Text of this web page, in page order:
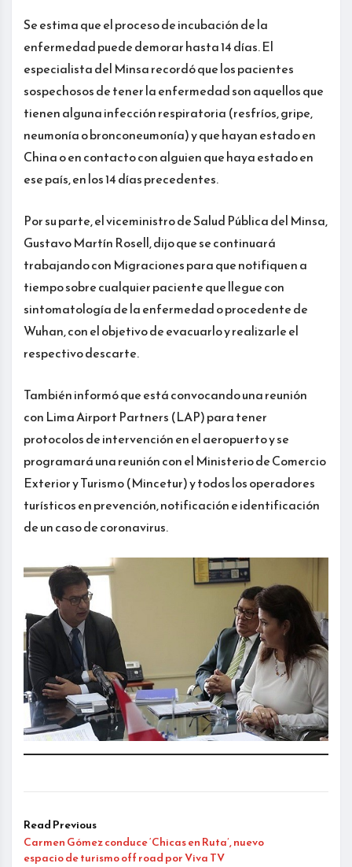
Se estima que el proceso de incubación de la
enfermedad puede demorar hasta 14 días. El
especialista del Minsa recordó que los pacientes
sospechosos de tener la enfermedad son aquellos que
tienen alguna infección respiratoria (resfríos, gripe,
neumonía o bronconeumonía) y que hayan estado en
China o en contacto con alguien que haya estado en
ese país, en los 14 días precedentes.
Por su parte, el viceministro de Salud Pública del Minsa,
Gustavo Martín Rosell, dijo que se continuará
trabajando con Migraciones para que notifiquen a
tiempo sobre cualquier paciente que llegue con
sintomatología de la enfermedad o procedente de
Wuhan, con el objetivo de evacuarlo y realizarle el
respectivo descarte.
También informó que está convocando una reunión
con Lima Airport Partners (LAP) para tener
protocolos de intervención en el aeropuerto y se
programará una reunión con el Ministerio de Comercio
Exterior y Turismo (Mincetur) y todos los operadores
turísticos en prevención, notificación e identificación
de un caso de coronavirus.
Read Previous
Carmen Gómez conduce ‘Chicas en Ruta’, nuevo
espacio de turismo off road por Viva TV